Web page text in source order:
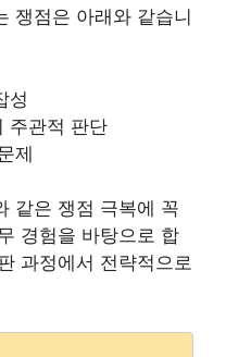
쟁점은 아래와 같습니
성
주관적 판단
제
같은 쟁점 극복에 꼭
경험을 바탕으로 합
과정에서 전략적으로